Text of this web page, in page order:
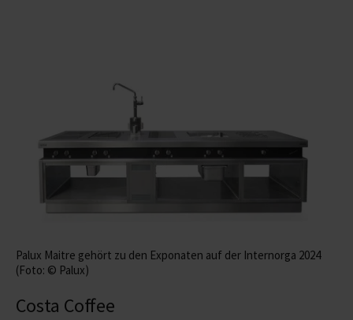
Palux Maitre gehört zu den Exponaten auf der Internorga 2024
(Foto: © Palux)
Costa Coffee